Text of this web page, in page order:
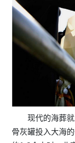
现代的海葬就
骨灰罐投入大海